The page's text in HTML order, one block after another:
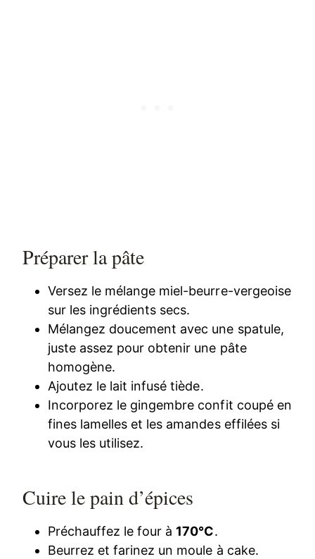
Préparer la pâte
Versez le mélange miel-beurre-vergeoise
sur les ingrédients secs.
Mélangez doucement avec une spatule,
juste assez pour obtenir une pâte
homogène.
Ajoutez le lait infusé tiède.
Incorporez le gingembre confit coupé en
fines lamelles et les amandes effilées si
vous les utilisez.
Cuire le pain d’épices
Préchauffez le four à 170°C.
Beurrez et farinez un moule à cake.